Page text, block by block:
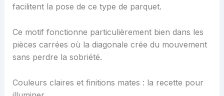
facilitent la pose de ce type de parquet.
Ce motif fonctionne particulièrement bien dans les
pièces carrées où la diagonale crée du mouvement
sans perdre la sobriété.
Couleurs claires et finitions mates : la recette pour